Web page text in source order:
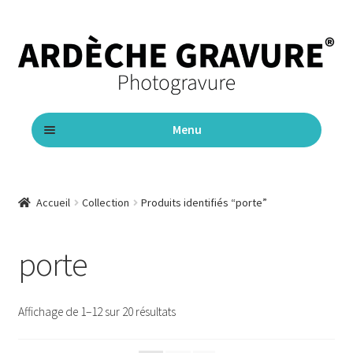
à
la
au
contenu
Menu
Gourmettes
Accueil Collection Produits identifiés “porte”
porte
Affichage de 1–12 sur 20 résultats